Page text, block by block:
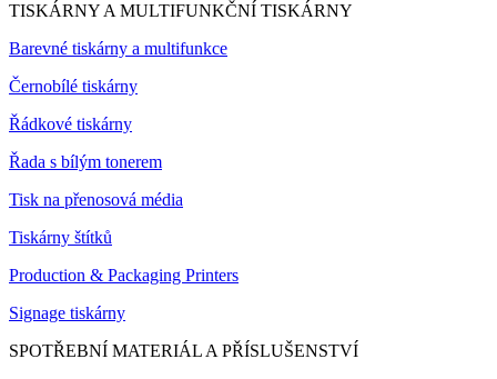
TISKÁRNY A MULTIFUNKČNÍ TISKÁRNY
Barevné tiskárny a multifunkce
Černobílé tiskárny
Řádkové tiskárny
Řada s bílým tonerem
Tisk na přenosová média
Tiskárny štítků
Production & Packaging Printers
Signage tiskárny
SPOTŘEBNÍ MATERIÁL A PŘÍSLUŠENSTVÍ